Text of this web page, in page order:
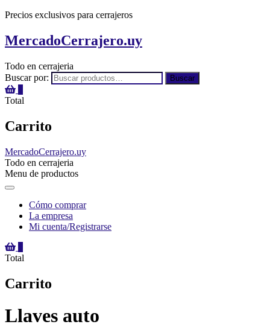
Precios exclusivos para cerrajeros
MercadoCerrajero.uy
Todo en cerrajeria
Buscar por:
Buscar
Total
Carrito
MercadoCerrajero.uy
Todo en cerrajeria
Menu de productos
Cómo comprar
La empresa
Mi cuenta/Registrarse
Total
Carrito
Llaves auto